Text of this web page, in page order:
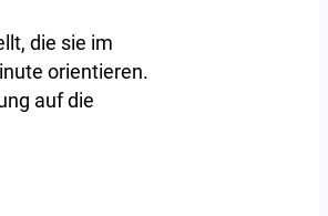
die sie im
orientieren.
auf die